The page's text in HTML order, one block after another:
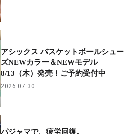
アシックス バスケットボールシュー
ズNEWカラー＆NEWモデル
8/13（木）発売！ご予約受付中
2026.07.30
パジャマで、疲労回復。